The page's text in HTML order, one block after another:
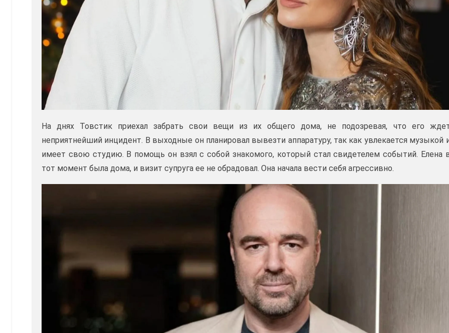
На днях Товстик приехал забрать свои вещи из их общего дома, не подозревая, что его
неприятнейший инцидент. В выходные он планировал вывезти аппаратуру, так как увлекается музыкой
имеет свою студию. В помощь он взял с собой знакомого, который стал свидетелем событий. Елена
тот момент была дома, и визит супруга ее не обрадовал. Она начала вести себя агрессивно.